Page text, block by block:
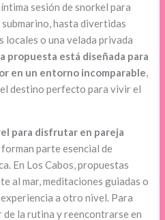
sesión de snorkel para
hasta divertidas
locales o una velada privada
propuesta está diseñada para
en un entorno incomparable,
destino perfecto para vivir el
para disfrutar en pareja
forman parte esencial de
En Los Cabos, propuestas
al mar, meditaciones guiadas o
a otro nivel. Para
de la rutina y reencontrarse en